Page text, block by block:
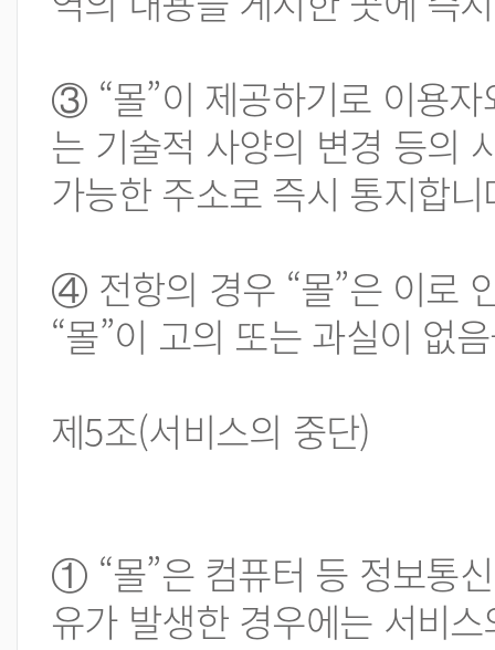
③ “몰”이 제공하기로 이용
는 기술적 사양의 변경 등의
가능한 주소로 즉시 통지합니
④ 전항의 경우 “몰”은 이로
“몰”이 고의 또는 과실이 없
제5조(서비스의 중단)
① “몰”은 컴퓨터 등 정보통
유가 발생한 경우에는 서비